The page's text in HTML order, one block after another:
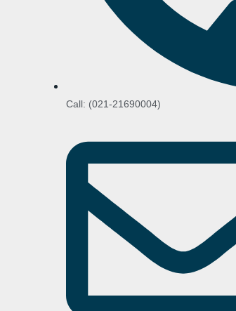
Call: (021-21690004)